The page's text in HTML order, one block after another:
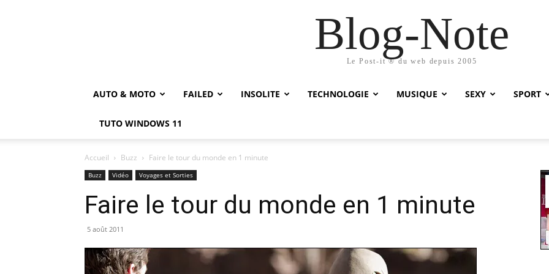
Blog-Note
Le Post-it ® du web depuis 2005
AUTO & MOTO FAILED INSOLITE TECHNOLOGIE MUSIQUE SEXY SPORT
TUTO WINDOWS 11
Accueil Buzz Faire le tour du monde en 1 minute
Buzz Vidéo Voyages et Sorties
Faire le tour du monde en 1 minute
5 août 2011